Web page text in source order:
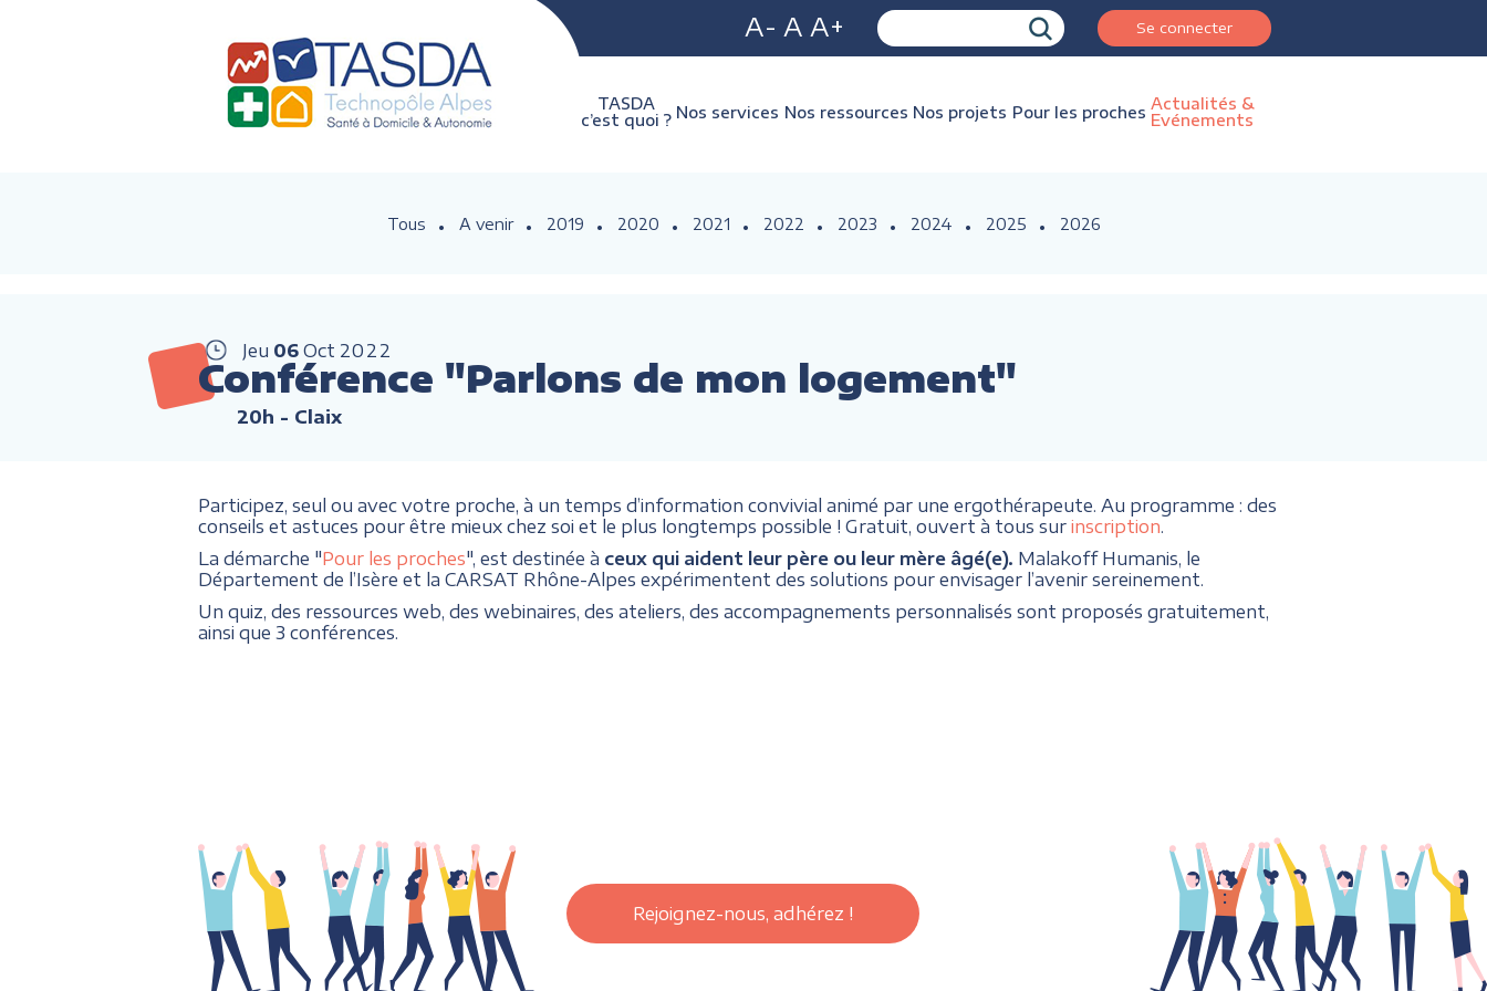
A- A A+ Se connecter
TASDA
c’est quoi ? Nos services Nos ressources Nos projets Pour les proches Actualités &
Evénements
Tous A venir 2019 2020 2021 2022 2023 2024 2025 2026
Jeu 06 Oct 2022
Conférence "Parlons de mon logement"
20h - Claix
Participez, seul ou avec votre proche, à un temps d’information convivial animé par une ergothérapeute. Au programme : des
conseils et astuces pour être mieux chez soi et le plus longtemps possible ! Gratuit, ouvert à tous sur inscription.
La démarche "Pour les proches", est destinée à ceux qui aident leur père ou leur mère âgé(e). Malakoff Humanis, le
Département de l’Isère et la CARSAT Rhône-Alpes expérimentent des solutions pour envisager l’avenir sereinement.
Un quiz, des ressources web, des webinaires, des ateliers, des accompagnements personnalisés sont proposés gratuitement,
ainsi que 3 conférences.
Rejoignez-nous, adhérez !